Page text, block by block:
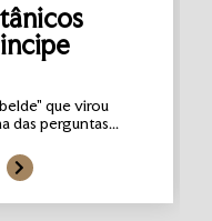
que virou
das perguntas...